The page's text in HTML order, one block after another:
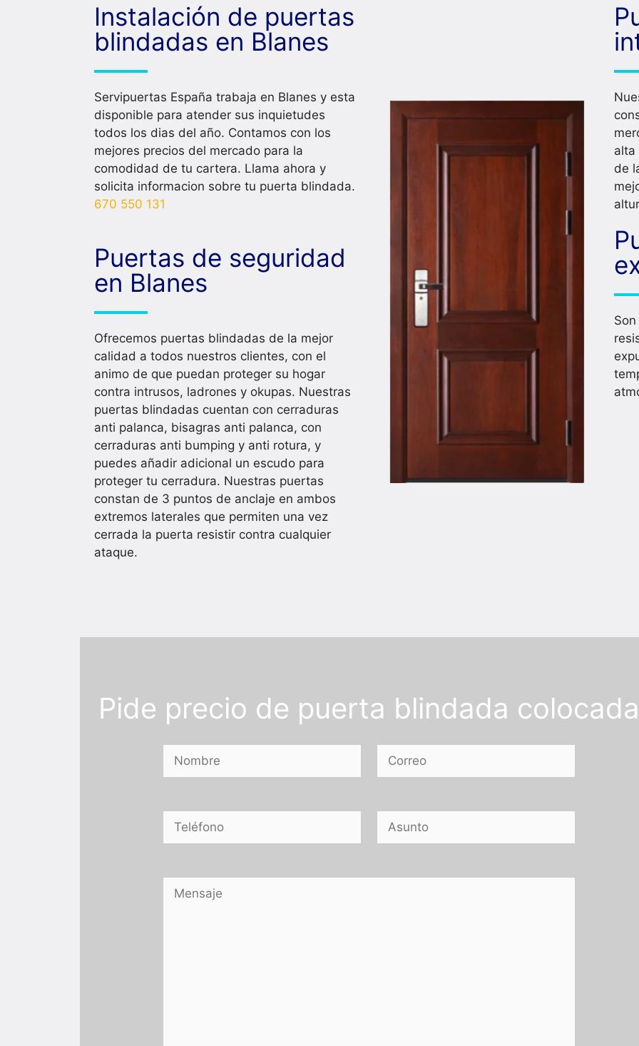
Instalación de puertas
blindadas en Blanes
Servipuertas España trabaja en Blanes y esta
disponible para atender sus inquietudes
todos los dias del año. Contamos con los
mejores precios del mercado para la
comodidad de tu cartera. Llama ahora y
solicita informacion sobre tu puerta blindada.
670 550 131
Puertas de seguridad
en Blanes
Ofrecemos puertas blindadas de la mejor
calidad a todos nuestros clientes, con el
animo de que puedan proteger su hogar
contra intrusos, ladrones y okupas. Nuestras
puertas blindadas cuentan con cerraduras
anti palanca, bisagras anti palanca, con
cerraduras anti bumping y anti rotura, y
puedes añadir adicional un escudo para
proteger tu cerradura. Nuestras puertas
constan de 3 puntos de anclaje en ambos
extremos laterales que permiten una vez
cerrada la puerta resistir contra cualquier
ataque.
alta
de
Pide precio de puerta blindada colocada